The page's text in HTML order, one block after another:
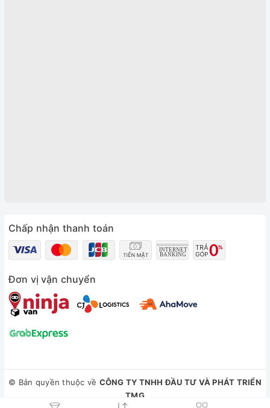
Chấp nhận thanh toán
Đơn vị vận chuyển
© Bản quyền thuộc về CÔNG TY TNHH ĐẦU TƯ VÀ PHÁT TRIỂN
TMG